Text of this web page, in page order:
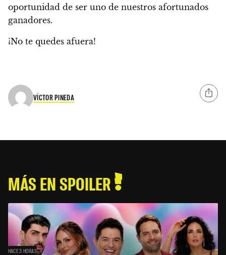
oportunidad de ser uno de nuestros afortunados
ganadores.
¡No te quedes afuera!
VÍCTOR PINEDA
MÁS EN SPOILER
HACE 3 HORAS